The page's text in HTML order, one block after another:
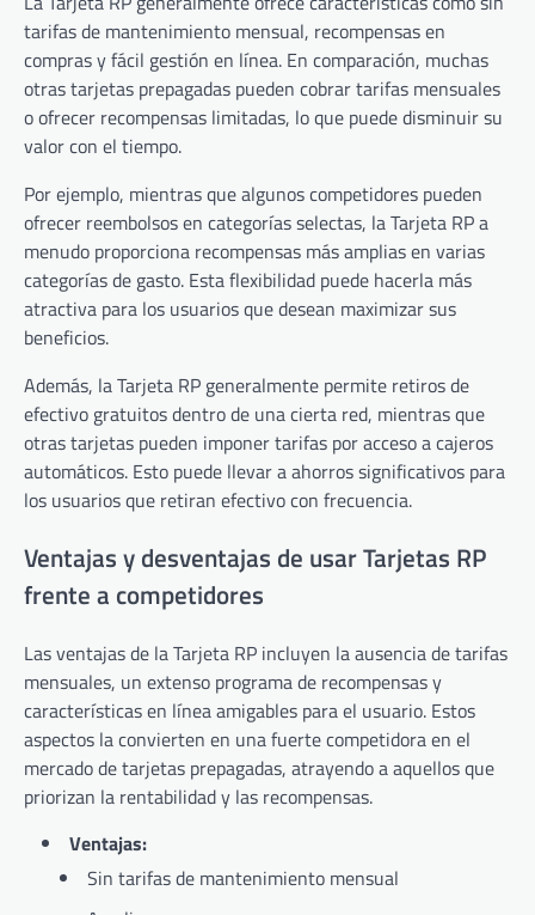
tarifas de mantenimiento mensual, recompensas en
compras y fácil gestión en línea. En comparación, muchas
otras tarjetas prepagadas pueden cobrar tarifas mensuales
o ofrecer recompensas limitadas, lo que puede disminuir su
valor con el tiempo.
Por ejemplo, mientras que algunos competidores pueden
ofrecer reembolsos en categorías selectas, la Tarjeta RP a
menudo proporciona recompensas más amplias en varias
categorías de gasto. Esta flexibilidad puede hacerla más
atractiva para los usuarios que desean maximizar sus
beneficios.
Además, la Tarjeta RP generalmente permite retiros de
efectivo gratuitos dentro de una cierta red, mientras que
otras tarjetas pueden imponer tarifas por acceso a cajeros
automáticos. Esto puede llevar a ahorros significativos para
los usuarios que retiran efectivo con frecuencia.
Ventajas y desventajas de usar Tarjetas RP
frente a competidores
Las ventajas de la Tarjeta RP incluyen la ausencia de tarifas
mensuales, un extenso programa de recompensas y
características en línea amigables para el usuario. Estos
aspectos la convierten en una fuerte competidora en el
mercado de tarjetas prepagadas, atrayendo a aquellos que
priorizan la rentabilidad y las recompensas.
Ventajas:
Sin tarifas de mantenimiento mensual